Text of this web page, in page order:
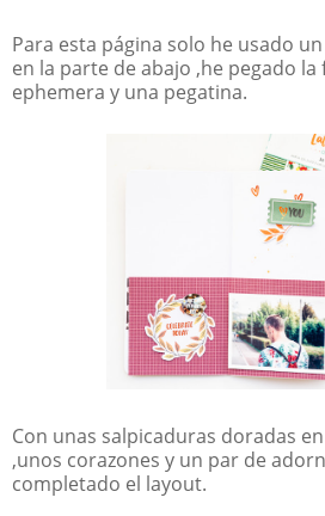
Para esta página solo he usado
en la parte de abajo ,he pegado la
ephemera y una pegatina.
Con unas salpicaduras doradas
,unos corazones y un par de
completado el layout.